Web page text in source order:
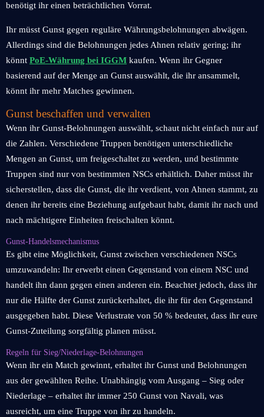
benötigt ihr einen beträchtlichen Vorrat.
Ihr müsst Gunst gegen reguläre Währungsbelohnungen abwägen.
Allerdings sind die Belohnungen jedes Ahnen relativ gering; ihr
könnt PoE-Währung bei IGGM kaufen. Wenn ihr Gegner
basierend auf der Menge an Gunst auswählt, die ihr ansammelt,
könnt ihr mehr Matches gewinnen.
Gunst beschaffen und verwalten
Wenn ihr Gunst-Belohnungen auswählt, schaut nicht einfach nur auf
die Zahlen. Verschiedene Truppen benötigen unterschiedliche
Mengen an Gunst, um freigeschaltet zu werden, und bestimmte
Truppen sind nur von bestimmten NSCs erhältlich. Daher müsst ihr
sicherstellen, dass die Gunst, die ihr verdient, von Ahnen stammt, zu
denen ihr bereits eine Beziehung aufgebaut habt, damit ihr nach und
nach mächtigere Einheiten freischalten könnt.
Gunst-Handelsmechanismus
Es gibt eine Möglichkeit, Gunst zwischen verschiedenen NSCs
umzuwandeln: Ihr erwerbt einen Gegenstand von einem NSC und
handelt ihn dann gegen einen anderen ein. Beachtet jedoch, dass ihr
nur die Hälfte der Gunst zurückerhaltet, die ihr für den Gegenstand
ausgegeben habt. Diese Verlustrate von 50 % bedeutet, dass ihr eure
Gunst-Zuteilung sorgfältig planen müsst.
Regeln für Sieg/Niederlage-Belohnungen
Wenn ihr ein Match gewinnt, erhaltet ihr Gunst und Belohnungen
aus der gewählten Reihe. Unabhängig vom Ausgang – Sieg oder
Niederlage – erhaltet ihr immer 250 Gunst von Navali, was
ausreicht, um eine Truppe von ihr zu handeln.